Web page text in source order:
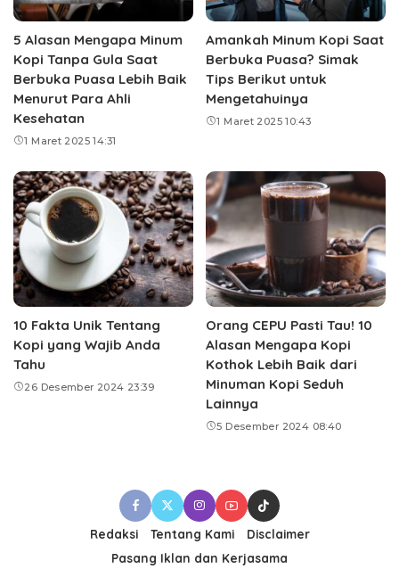
5 Alasan Mengapa Minum
Kopi Tanpa Gula Saat
Berbuka Puasa Lebih Baik
Menurut Para Ahli
Kesehatan
1 Maret 2025 14:31
Amankah Minum Kopi Saat
Berbuka Puasa? Simak
Tips Berikut untuk
Mengetahuinya
1 Maret 2025 10:43
10 Fakta Unik Tentang
Kopi yang Wajib Anda
Tahu
26 Desember 2024 23:39
Orang CEPU Pasti Tau! 10
Alasan Mengapa Kopi
Kothok Lebih Baik dari
Minuman Kopi Seduh
Lainnya
5 Desember 2024 08:40
Redaksi Tentang Kami
Disclaimer
Pasang Iklan dan Kerjasama